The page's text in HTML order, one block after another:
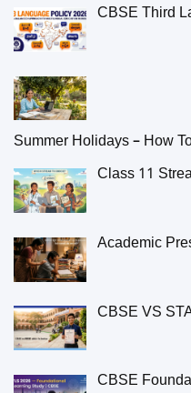
CBSE Third
Summer Holidays – How
Class 11
Academic
CBSE VS
CBSE